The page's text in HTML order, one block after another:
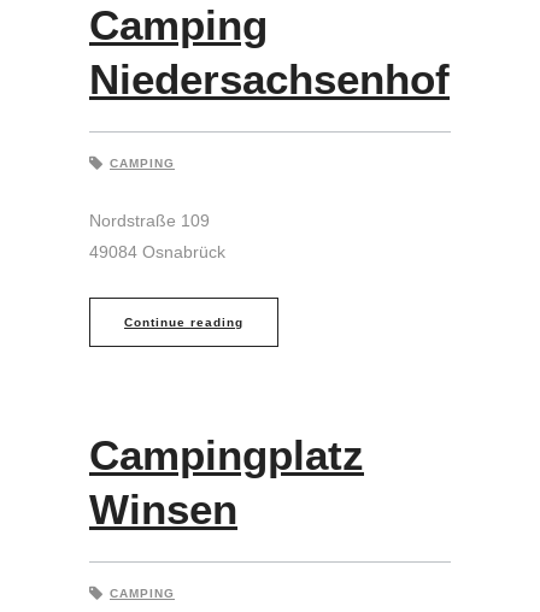
Camping
Niedersachsenhof
CAMPING
Nordstraße 109
49084 Osnabrück
Continue reading
Campingplatz
Winsen
CAMPING